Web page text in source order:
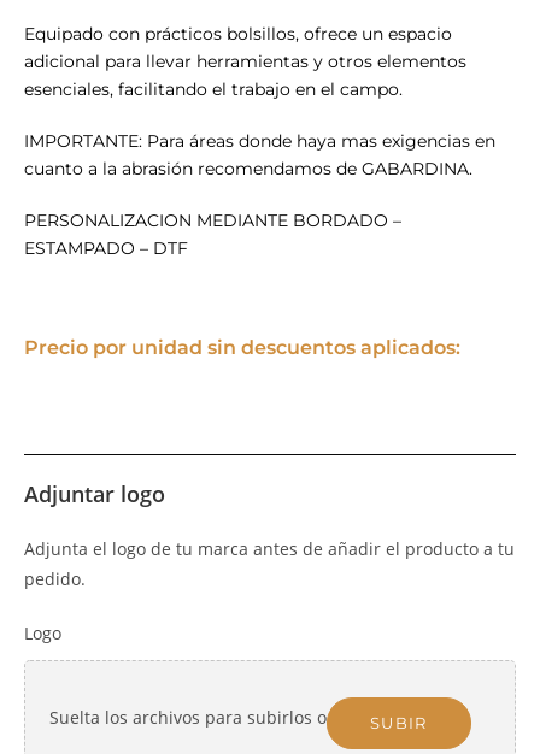
Equipado con prácticos bolsillos, ofrece un espacio
adicional para llevar herramientas y otros elementos
esenciales, facilitando el trabajo en el campo.
IMPORTANTE: Para áreas donde haya mas exigencias en
cuanto a la abrasión recomendamos de GABARDINA.
PERSONALIZACION MEDIANTE BORDADO –
ESTAMPADO – DTF
Precio por unidad sin descuentos aplicados:
Adjuntar logo
Adjunta el logo de tu marca antes de añadir el producto a tu
pedido.
Logo
Suelta los archivos para subirlos o SUBIR